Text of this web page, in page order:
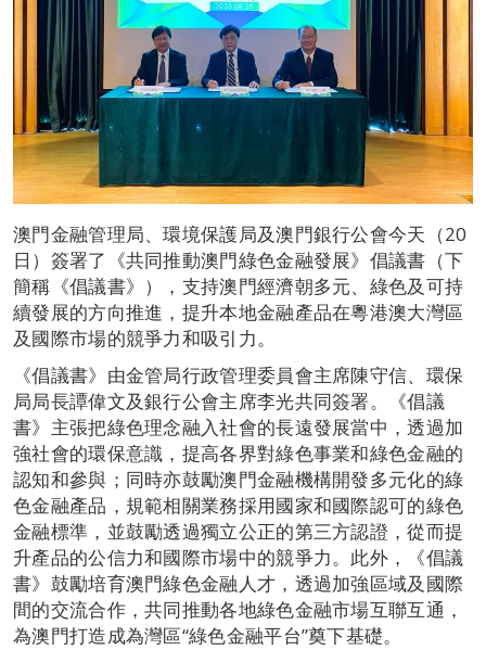
澳門金融管理局、環境保護局及澳門銀行公會今天（20
日）簽署了《共同推動澳門綠色金融發展》倡議書（下
簡稱《倡議書》），支持澳門經濟朝多元、綠色及可持
續發展的方向推進，提升本地金融產品在粵港澳大灣區
及國際市場的競爭力和吸引力。
《倡議書》由金管局行政管理委員會主席陳守信、環保
局局長譚偉文及銀行公會主席李光共同簽署。《倡議
書》主張把綠色理念融入社會的長遠發展當中，透過加
強社會的環保意識，提高各界對綠色事業和綠色金融的
認知和參與；同時亦鼓勵澳門金融機構開發多元化的綠
色金融產品，規範相關業務採用國家和國際認可的綠色
金融標準，並鼓勵透過獨立公正的第三方認證，從而提
升產品的公信力和國際市場中的競爭力。此外，《倡議
書》鼓勵培育澳門綠色金融人才，透過加強區域及國際
間的交流合作，共同推動各地綠色金融市場互聯互通，
為澳門打造成為灣區“綠色金融平台”奠下基礎。